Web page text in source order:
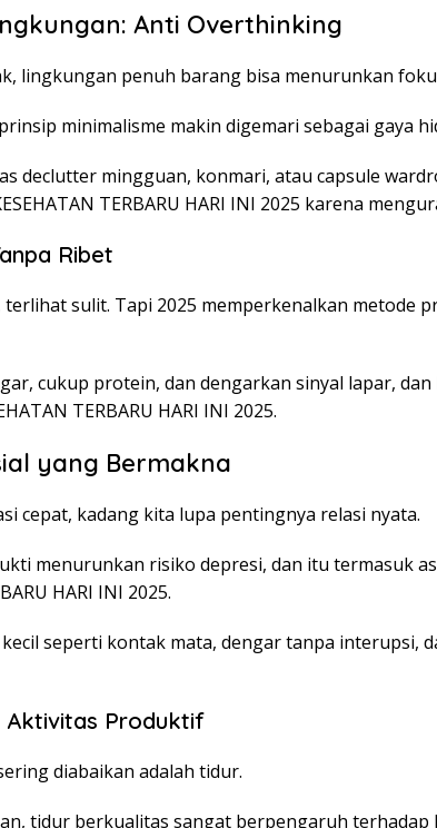
Anti Overthinking
lingkungan penuh barang bisa menurunkan
minimalisme makin digemari sebagai gaya
declutter mingguan, konmari, atau capsule
TERBARU HARI INI 2025 karena
Ribet
terlihat sulit. Tapi 2025 memperkenalkan metode
cukup protein, dan dengarkan sinyal lapar, dan
TERBARU HARI INI 2025.
yang Bermakna
cepat, kadang kita lupa pentingnya relasi nyata.
menurunkan risiko depresi, dan itu termasuk
HARI INI 2025.
seperti kontak mata, dengar tanpa interupsi,
Aktivitas Produktif
diabaikan adalah tidur.
tidur berkualitas sangat berpengaruh terhadap